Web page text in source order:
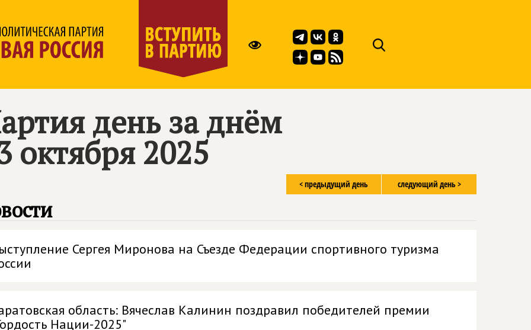
день за днём
октября 2025
следующий день >
< предыдущий день
Сергея Миронова на Съезде Федерации спортивного туризма
область: Вячеслав Калинин поздравил победителей премии
Нации-2025"